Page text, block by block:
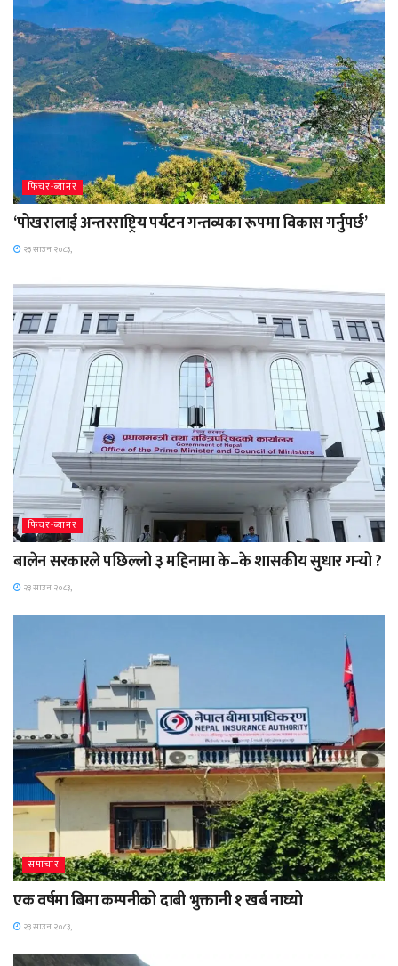
फिचर-ब्यानर
‘पोखरालाई अन्तरराष्ट्रिय पर्यटन गन्तव्यका रूपमा विकास गर्नुपर्छ’
२३ साउन २०८३,
फिचर-ब्यानर
बालेन सरकारले पछिल्लो ३ महिनामा के–के शासकीय सुधार गर्‍यो ?
२३ साउन २०८३,
समाचार
एक वर्षमा बिमा कम्पनीको दाबी भुक्तानी १ खर्ब नाघ्यो
२३ साउन २०८३,